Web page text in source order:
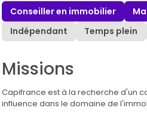
Conseiller en immobilier
Indépendant
Temps plein
Missions
Capifrance est à la recherche d'un
influence dans le domaine de